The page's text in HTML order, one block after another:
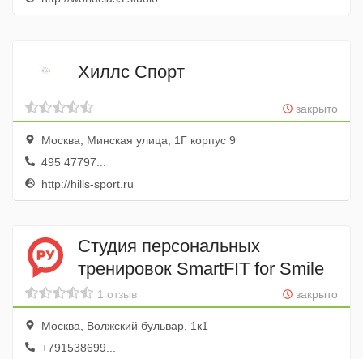
Хиллс Спорт
закрыто
Москва, Минская улица, 1Г корпус 9
495 47797...
http://hills-sport.ru
Студия персональных
тренировок SmartFIT for Smile
закрыто
1 отзыв
Москва, Волжский бульвар, 1к1
+791538699...